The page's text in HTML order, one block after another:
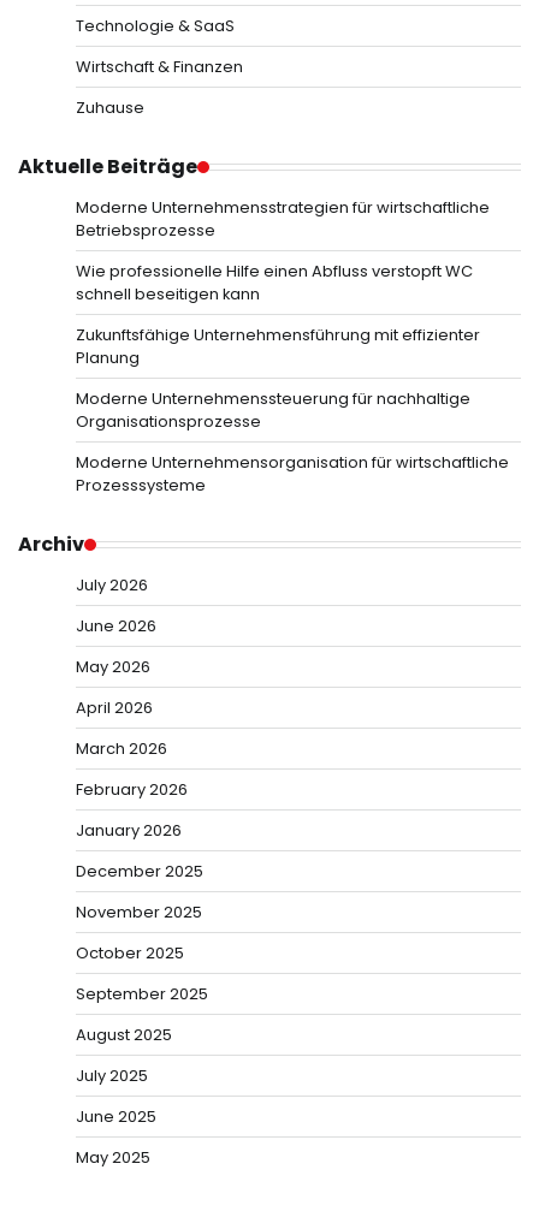
Technologie & SaaS
Wirtschaft & Finanzen
Zuhause
Aktuelle Beiträge
Moderne Unternehmensstrategien für wirtschaftliche
Betriebsprozesse
Wie professionelle Hilfe einen Abfluss verstopft WC
schnell beseitigen kann
Zukunftsfähige Unternehmensführung mit effizienter
Planung
Moderne Unternehmenssteuerung für nachhaltige
Organisationsprozesse
Moderne Unternehmensorganisation für wirtschaftliche
Prozesssysteme
Archiv
July 2026
June 2026
May 2026
April 2026
March 2026
February 2026
January 2026
December 2025
November 2025
October 2025
September 2025
August 2025
July 2025
June 2025
May 2025